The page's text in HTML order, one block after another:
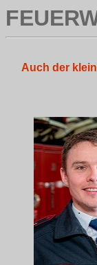
Auch der